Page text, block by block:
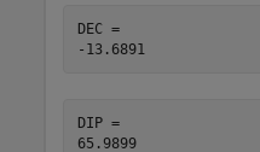
DEC =
-13.6891
DIP =
65.9899